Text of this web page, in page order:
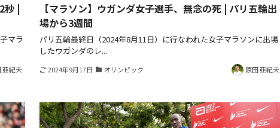
秒 |
マラ
亜紀夫
【マラソン】ウガンダ女子選手、無念の死 | パリ五輪出
場から3週間
パリ五輪最終日（2024年8月11日）に行なわれた女子マラソンに出場
したウガンダのレ...
2024年9月17日 オリンピック 原田 亜紀夫